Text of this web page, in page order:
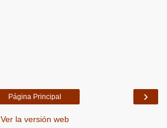
›
Página Principal
Ver la versión web